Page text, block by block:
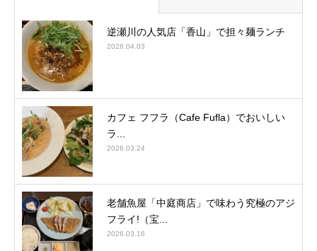
逆瀬川の人気店「香山」で担々麺ランチ
2026.04.03
カフェ フフラ（Cafe Fufla）でおいしい
ラ...
2026.03.24
老舗魚屋「中庭商店」で味わう究極のアジ
フライ!（宝...
2026.03.16